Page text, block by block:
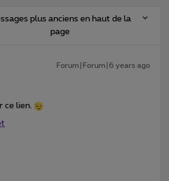
plus anciens en haut de la
page
Forum|Forum|6 years ago
ce lien.